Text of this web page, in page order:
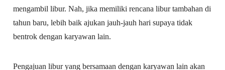
mengambil libur. Nah, jika memiliki rencana libur tambahan di
tahun baru, lebih baik ajukan jauh-jauh hari supaya tidak
bentrok dengan karyawan lain.
Pengajuan libur yang bersamaan dengan karyawan lain akan